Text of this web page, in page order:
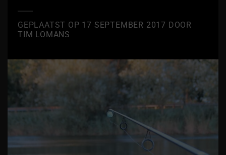
GEPLAATST OP 17 SEPTEMBER 2017 DOOR
TIM LOMANS